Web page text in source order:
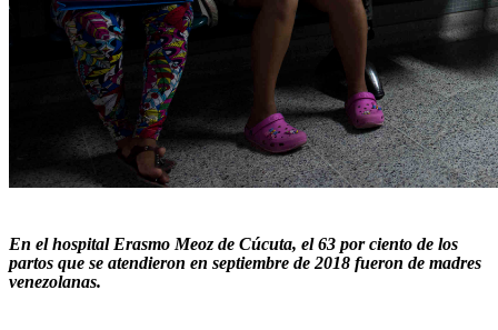
En el hospital Erasmo Meoz de Cúcuta, el 63 por ciento de los
partos que se atendieron en septiembre de 2018 fueron de madres
venezolanas.